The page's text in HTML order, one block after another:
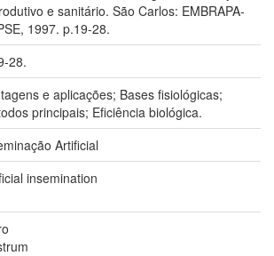
e sanitário. São Carlos: EMBRAPA-
1997. p.19-28.
28.
e aplicações; Bases fisiológicas;
principais; Eficiência biológica.
Artificial
insemination